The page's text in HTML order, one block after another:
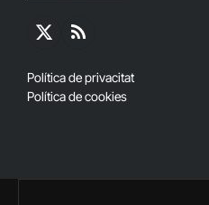
X
RSS
Política de privacitat
Política de cookies